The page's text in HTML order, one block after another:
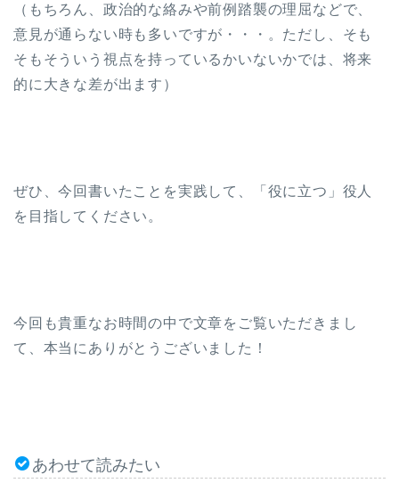
（もちろん、政治的な絡みや前例踏襲の理屈などで、
意見が通らない時も多いですが・・・。ただし、そも
そもそういう視点を持っているかいないかでは、将来
的に大きな差が出ます）
ぜひ、今回書いたことを実践して、「役に立つ」役人
を目指してください。
今回も貴重なお時間の中で文章をご覧いただきまし
て、本当にありがとうございました！
あわせて読みたい